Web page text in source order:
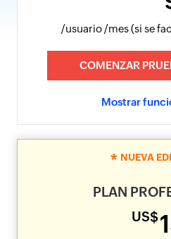
/usuario/mes (si se
COMENZAR
Mostrar
* NUEVA
PLAN
US$